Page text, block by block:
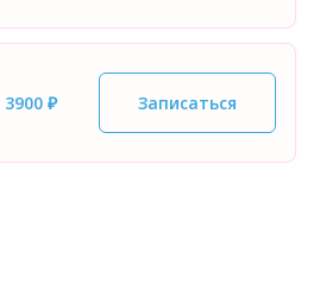
3900 ₽ Записаться